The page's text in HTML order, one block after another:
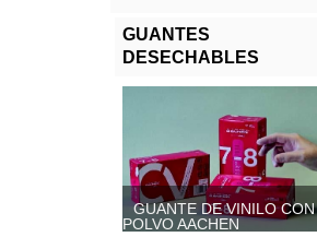
GUANTES
DESECHABLES
GUANTE DE VINILO CON
POLVO AACHEN
GUANTE DE VINILO SIN
POLVO, AACHEN